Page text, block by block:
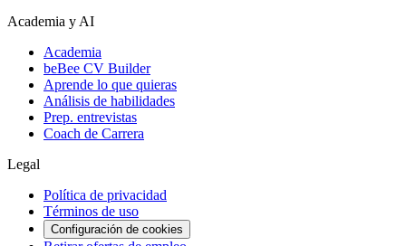
Academia y AI
Academia
beBee CV Builder
Aprende lo que quieras
Análisis de habilidades
Prep. entrevistas
Coach de Carrera
Legal
Política de privacidad
Términos de uso
Configuración de cookies